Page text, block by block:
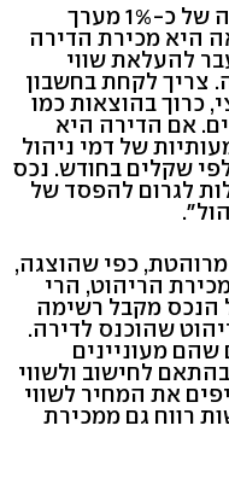
פולק: "לרוב ההשקעה היא בגובה של כ-1% מערך
היא מכירת הדירה
מעבר להעלאת שווי
צריך לקחת בחשבון
כרוך בהוצאות כמו
אם הדירה היא
של דמי ניהול
שקלים בחודש. נכס
לגרום להפסד של
כפי שהוצגה,
הריהוט, הרי
הנכס מקבל רשימה
שהוכנס לדירה.
מעוניינים
לחישוב ולשווי
את המחיר לשווי
רווח גם ממכירת